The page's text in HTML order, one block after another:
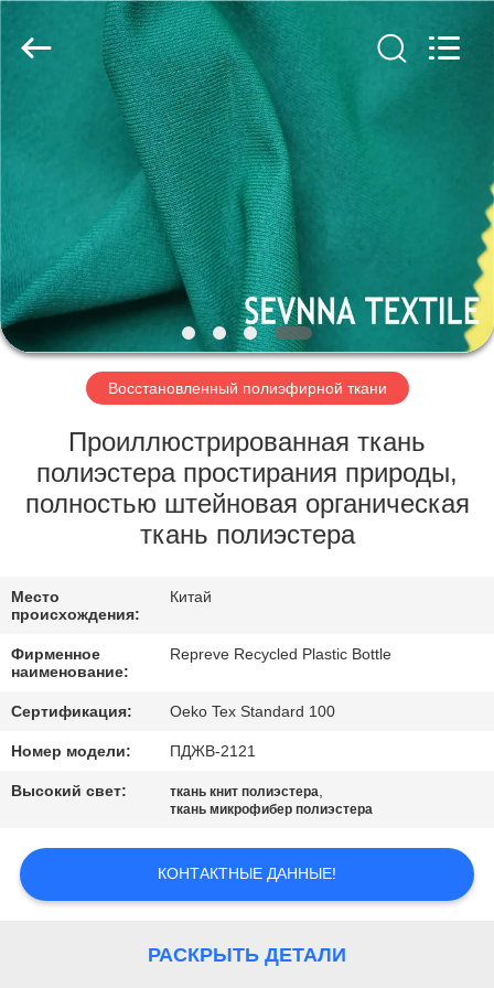
ПРОДУКТЫ
VR
-
ШОУ
ПУТЕШЕСТВИЕ
ФАБРИКИ
ПРОВЕРКА
КАЧЕСТВА
СВЯЖИТЕСЬ
МЫ
СЛУЧАИ
TEXTILE.
Восстановленный полиэфирной ткани
Проиллюстрированная ткань
полиэстера простирания природы,
полностью штейновая органическая
ткань полиэстера
Место
происхождения:
Китай
Фирменное
наименование:
Repreve Recycled Plastic Bottle
Сертификация: Oeko Tex Standard 100
Номер модели: ПДЖВ-2121
Высокий свет: ткань книт полиэстера,
ткань микрофибер полиэстера
КОНТАКТНЫЕ ДАННЫЕ!
РАСКРЫТЬ ДЕТАЛИ